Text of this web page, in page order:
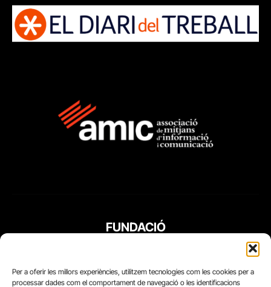
Per a oferir les millors experiències, utilitzem tecnologies com les cookies per a
processar dades com el comportament de navegació o les identificacions
FUNDACIÓ